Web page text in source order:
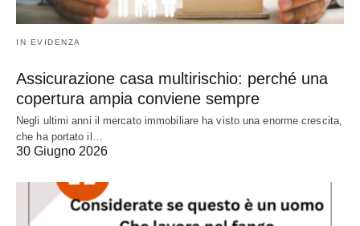
IN EVIDENZA
Assicurazione casa multirischio: perché una
copertura ampia conviene sempre
Negli ultimi anni il mercato immobiliare ha visto una enorme crescita,
che ha portato il…
30 Giugno 2026